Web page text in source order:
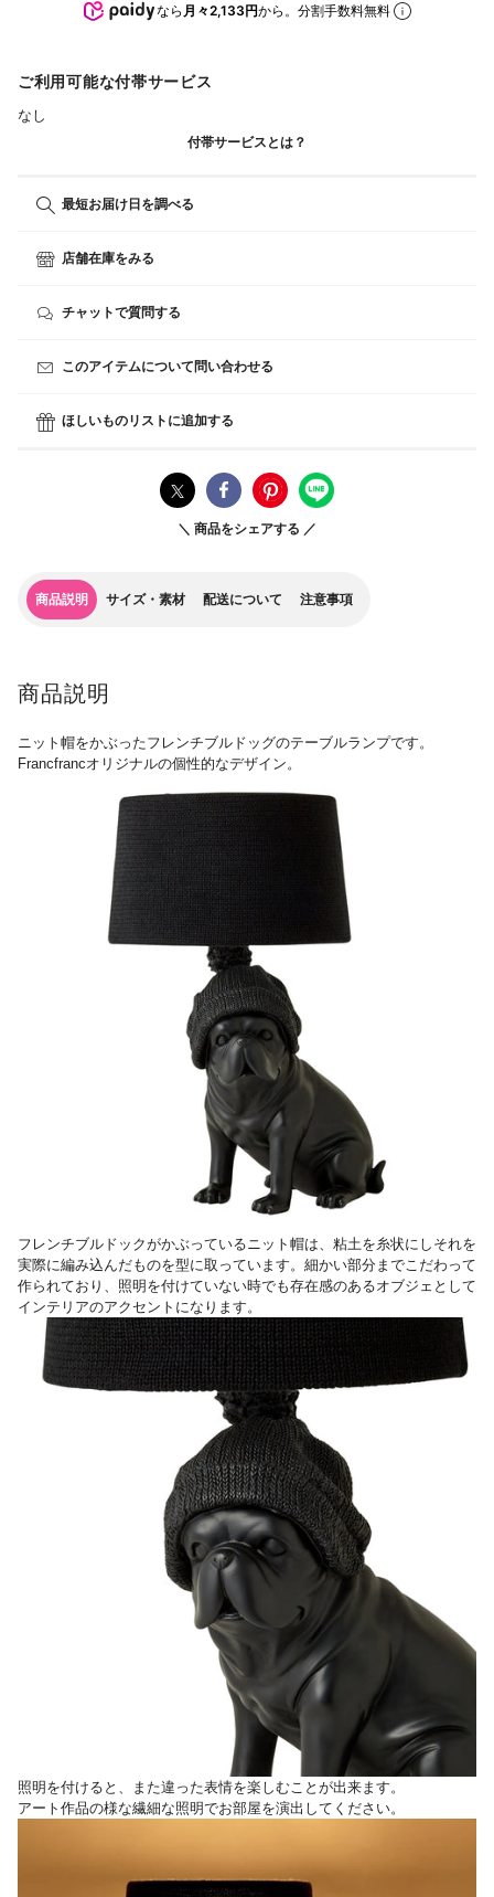
なら 月々2,133円から。分割手数料無料
ご利用可能な付帯サービス
なし
付帯サービスとは？
最短お届け日を調べる
店舗在庫をみる
チャットで質問する
このアイテムについて問い合わせる
ほしいものリストに追加する
＼ 商品をシェアする ／
商品説明 サイズ・素材 配送について 注意事項
商品説明
ニット帽をかぶったフレンチブルドッグのテーブルランプです。
Francfrancオリジナルの個性的なデザイン。
フレンチブルドックがかぶっているニット帽は、粘土を糸状にしそれを
実際に編み込んだものを型に取っています。細かい部分までこだわって
作られており、照明を付けていない時でも存在感のあるオブジェとして
インテリアのアクセントになります。
照明を付けると、また違った表情を楽しむことが出来ます。
アート作品の様な繊細な照明でお部屋を演出してください。